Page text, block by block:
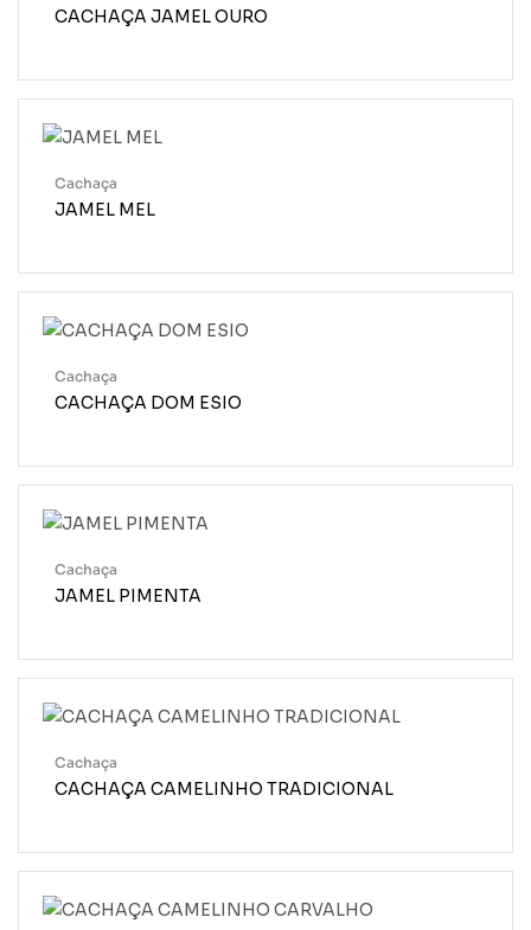
CACHAÇA JAMEL OURO
JAMEL MEL
Cachaça
CACHAÇA DOM ESIO
Cachaça
JAMEL PIMENTA
Cachaça
CACHAÇA CAMELINHO TRADICIONAL
Cachaça